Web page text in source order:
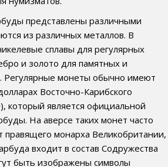
представлены различными
из различных металлов. В
сплавы для регулярных
и золото для памятных и
Регулярные монеты обычно имеют
Восточно-Карибского
который является официальной
На аверсе таких монет часто
правящего монарха Великобритании,
входит в состав Содружества
быть изображены символы